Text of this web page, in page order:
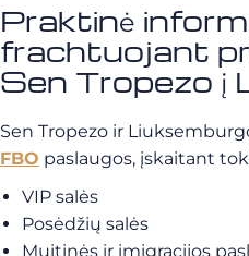
Praktinė
frachtuojant
Sen Tropezo į
Sen Tropezo ir
FBO paslaugos, įskaitant
VIP salės
Posėdžių salės
Muitinės ir imigracijos